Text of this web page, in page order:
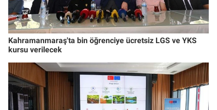
Kahramanmaraş'ta bin öğrenciye ücretsiz LGS ve YKS
kursu verilecek